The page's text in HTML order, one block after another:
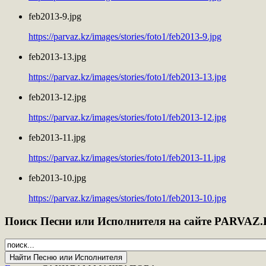
feb2013-9.jpg
https://parvaz.kz/images/stories/foto1/feb2013-9.jpg
feb2013-13.jpg
https://parvaz.kz/images/stories/foto1/feb2013-13.jpg
feb2013-12.jpg
https://parvaz.kz/images/stories/foto1/feb2013-12.jpg
feb2013-11.jpg
https://parvaz.kz/images/stories/foto1/feb2013-11.jpg
feb2013-10.jpg
https://parvaz.kz/images/stories/foto1/feb2013-10.jpg
Поиск Песни или Исполнителя на сайте